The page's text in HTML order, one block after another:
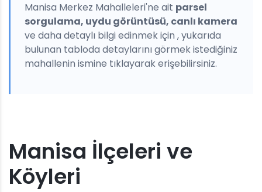
Manisa Merkez Mahalleleri'ne ait parsel
sorgulama, uydu görüntüsü, canlı kamera
ve daha detaylı bilgi edinmek için , yukarıda
bulunan tabloda detaylarını görmek istediğiniz
mahallenin ismine tıklayarak erişebilirsiniz.
Manisa İlçeleri ve
Köyleri